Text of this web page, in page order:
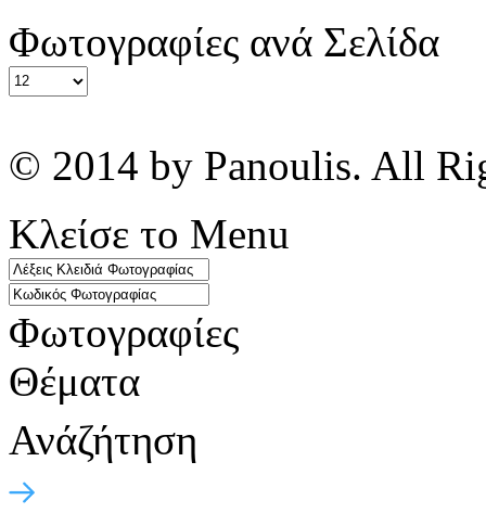
Φωτογραφίες ανά Σελίδα
© 2014 by Panoulis. All
Κλείσε το Menu
Φωτογραφίες
Θέματα
Ανάζήτηση